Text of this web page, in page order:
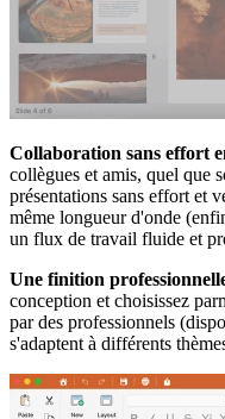
Collaboration sans effort
collègues et amis, quel que
présentations sans effort et
même longueur d'onde
un flux de travail fluide et
Une finition
conception et choisissez
par des professionnels
s'adaptent à différents